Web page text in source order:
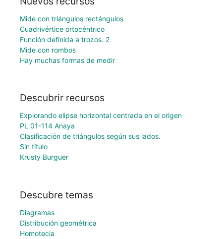
Mide con triángulos rectángulos
Cuadrivértice ortocéntrico
Función definida a trozos. 2
Mide con rombos
Hay muchas formas de medir
Descubrir recursos
Explorando elipse horizontal centrada en el origen
PL 01-114 Anaya
Clasificación de triángulos según sus lados.
Sin título
Krusty Burguer
Descubre temas
Diagramas
Distribución geométrica
Homotecia